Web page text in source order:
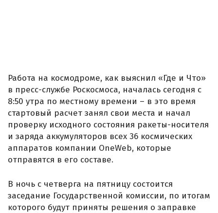
Работа на космодроме, как выяснил «Где и Что»
в пресс-службе Роскосмоса, началась сегодня с
8:50 утра по местному времени – в это время
стартовый расчет занял свои места и начал
проверку исходного состояния ракеты-носителя
и заряда аккумуляторов всех 36 космических
аппаратов компании OneWeb, которые
отправятся в его составе.
В ночь с четверга на пятницу состоится
заседание Государственной комиссии, по итогам
которого будут приняты решения о заправке